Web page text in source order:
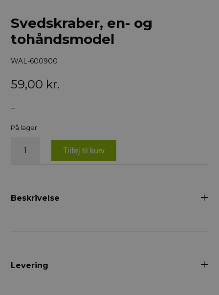
Svedskraber, en- og
tohåndsmodel
WAL-600900
59,00 kr.
–
På lager
Svedskraber,
Tilføj til kurv
Beskrivelse
Levering